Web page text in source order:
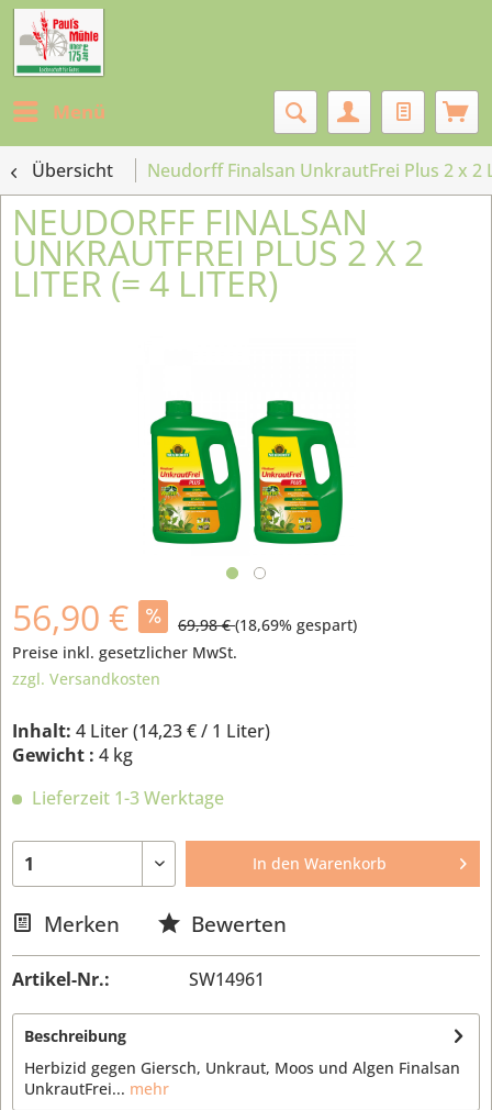
Menü
Übersicht Neudorff Finalsan UnkrautFrei Plus 2 x 2
NEUDORFF FINALSAN
UNKRAUTFREI PLUS 2 X 2
LITER (= 4 LITER)
56,90 € 69,98 €(18,69% gespart)
Preise inkl. gesetzlicher MwSt.
zzgl. Versandkosten
Inhalt: 4 Liter (14,23 €/ 1 Liter)
Gewicht : 4 kg
Lieferzeit 1-3 Werktage
In den Warenkorb
Merken Bewerten
Artikel-Nr.: SW14961
Beschreibung
Herbizid gegen Giersch, Unkraut, Moos und Algen Finalsan
UnkrautFrei... mehr